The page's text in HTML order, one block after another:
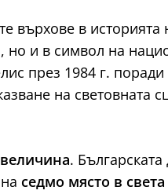
върхове в
и в символ на
през 1984 г.
на световната
.
седмо място в